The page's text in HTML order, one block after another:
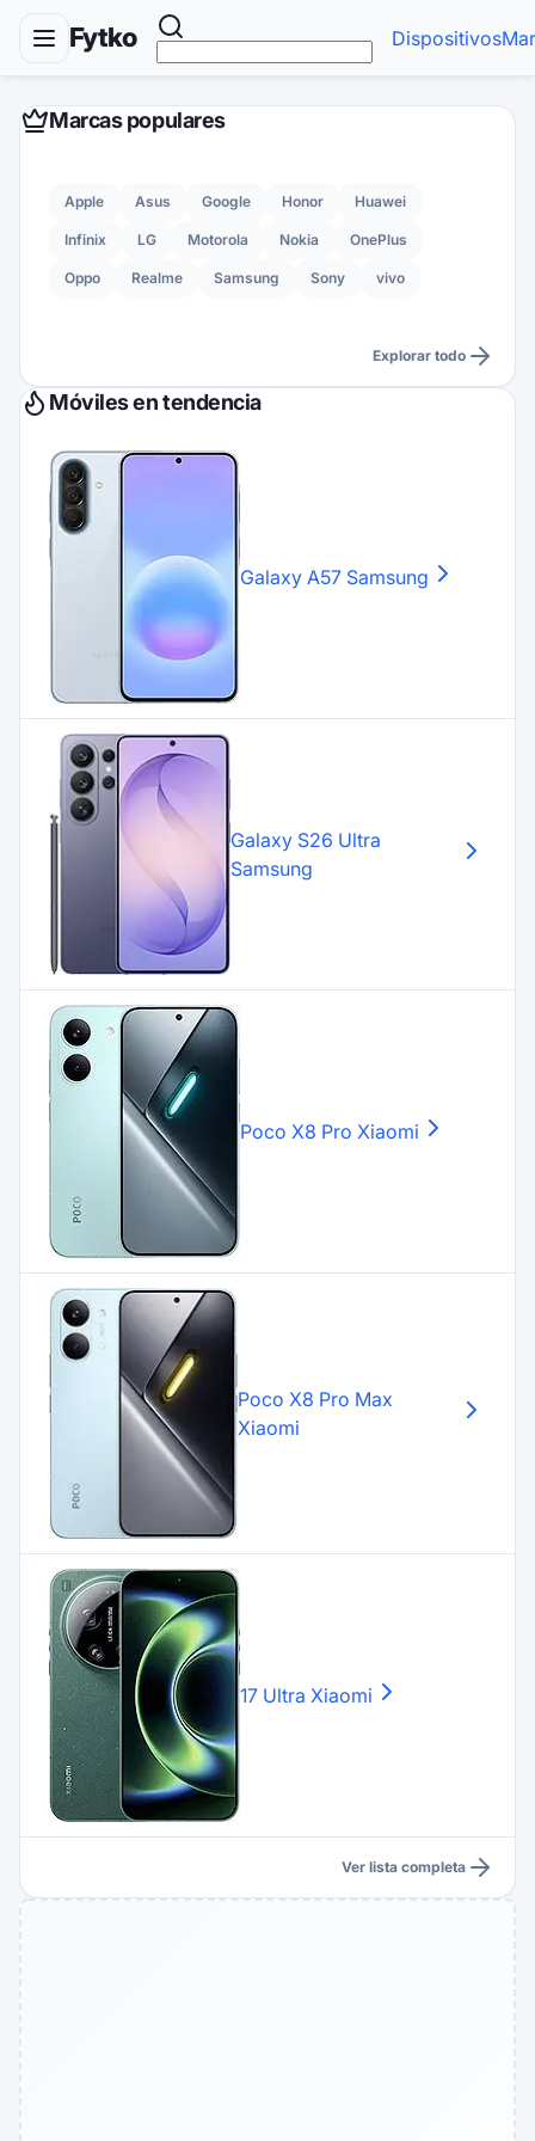
Fytko Dispositivos
Marcas populares
Apple Asus Google Honor Huawei
Infinix LG Motorola Nokia OnePlus
Oppo Realme Samsung Sony vivo
Explorar todo
Móviles en tendencia
Galaxy A57 Samsung
Galaxy S26 Ultra
Samsung
Poco X8 Pro Xiaomi
Poco X8 Pro Max
Xiaomi
17 Ultra Xiaomi
Ver lista completa